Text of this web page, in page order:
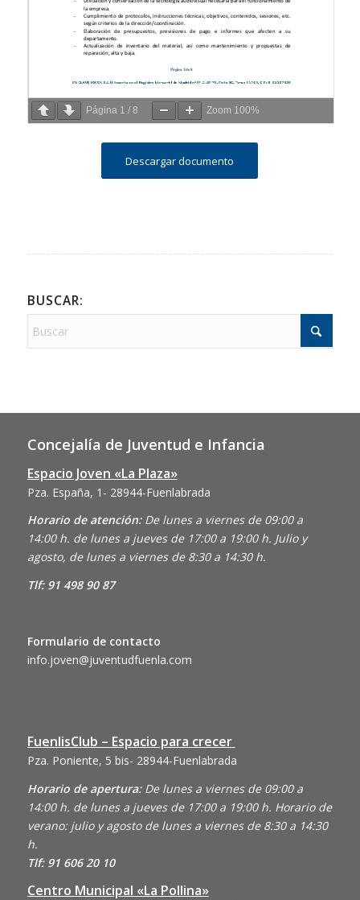
Página 1 / 8 Zoom 100%
Descargar documento
BUSCAR:
Concejalía de Juventud e Infancia
Espacio Joven «La Plaza»
Pza. España, 1- 28944-Fuenlabrada
Horario de atención: De lunes a viernes de 09:00 a
14:00 h. de lunes a jueves de 17:00 a 19:00 h. Julio y
agosto, de lunes a viernes de 8:30 a 14:30 h.
Tlf: 91 498 90 87
Formulario de contacto
info.joven@juventudfuenla.com
FuenlisClub – Espacio para crecer
Pza. Poniente, 5 bis- 28944-Fuenlabrada
Horario de apertura:De lunes a viernes de 09:00 a
14:00 h. de lunes a jueves de 17:00 a 19:00 h. Horario de
verano: julio y agosto de lunes a viernes de 8:30 a 14:30
h.
Tlf: 91 606 20 10
Centro Municipal «La Pollina»